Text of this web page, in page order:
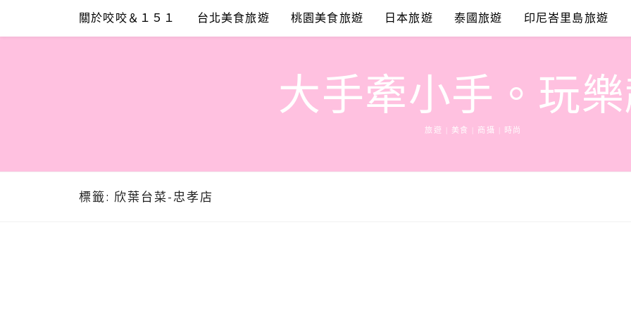
content
關於咬咬＆１５１ 台北美食旅遊 桃園美食旅遊 日本旅遊 泰國旅遊 印尼峇里島旅遊
大手牽小手。玩
旅遊 | 美食 | 商攝 | 時尚
標籤: 欣葉台菜-忠孝店